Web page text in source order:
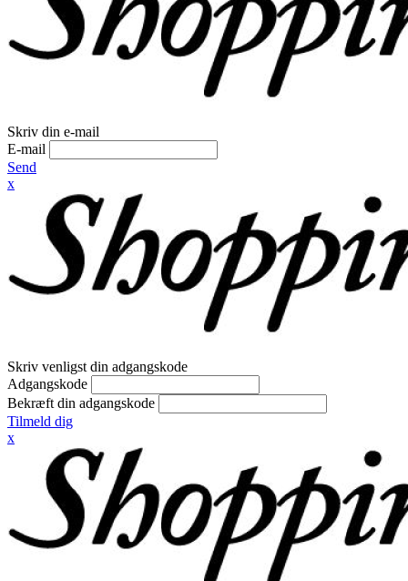
Skriv din e-mail
E-mail
Send
x
Skriv venligst din adgangskode
Adgangskode
Bekræft din adgangskode
Tilmeld dig
x